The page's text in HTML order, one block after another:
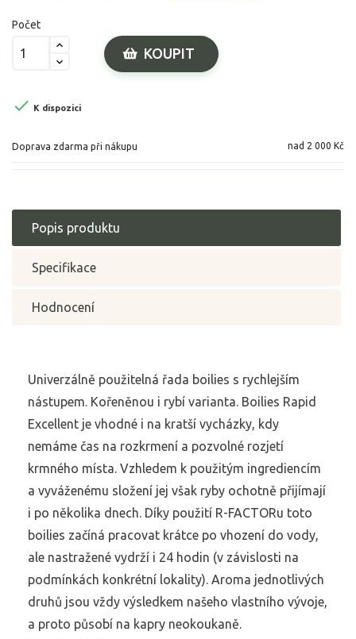
Počet
KOUPIT
 K dispozici
Doprava zdarma při nákupu nad 2 000 Kč
Popis produktu
Specifikace
Hodnocení
Univerzálně použitelná řada boilies s rychlejším
nástupem. Kořeněnou i rybí varianta. Boilies Rapid
Excellent je vhodné i na kratší vycházky, kdy
nemáme čas na rozkrmení a pozvolné rozjetí
krmného místa. Vzhledem k použitým ingrediencím
a vyváženému složení jej však ryby ochotně přijímají
i po několika dnech. Díky použití R-FACTORu toto
boilies začíná pracovat krátce po vhození do vody,
ale nastražené vydrží i 24 hodin (v závislosti na
podmínkách konkrétní lokality). Aroma jednotlivých
druhů jsou vždy výsledkem našeho vlastního vývoje,
a proto působí na kapry neokoukaně.